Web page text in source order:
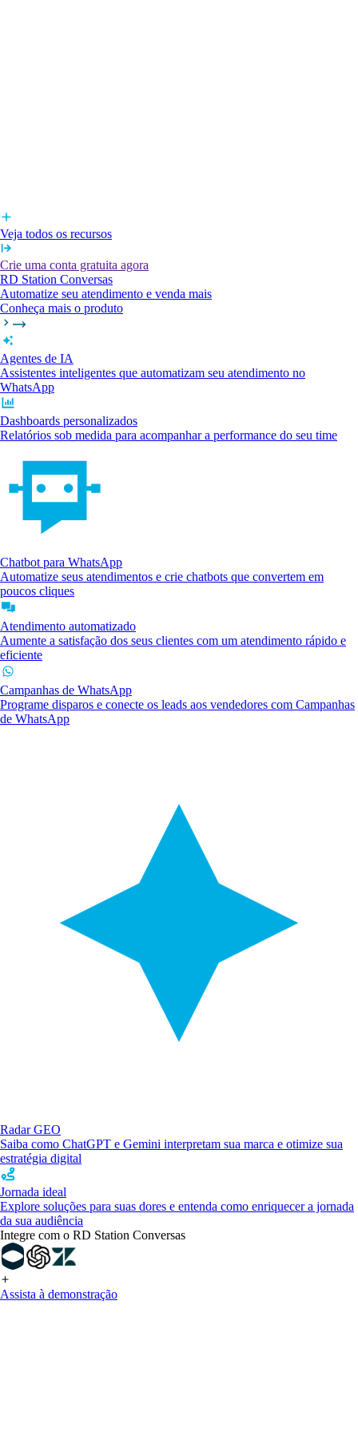
Veja todos os recursos
Crie uma conta gratuita agora
RD Station Conversas
Automatize seu atendimento e venda mais
Conheça mais o produto
Agentes de IA
Assistentes inteligentes que automatizam seu atendimento no
WhatsApp
Dashboards personalizados
Relatórios sob medida para acompanhar a performance do seu time
Chatbot para WhatsApp
Automatize seus atendimentos e crie chatbots que convertem em
poucos cliques
Atendimento automatizado
Aumente a satisfação dos seus clientes com um atendimento rápido e
eficiente
Campanhas de WhatsApp
Programe disparos e conecte os leads aos vendedores com Campanhas
de WhatsApp
Radar GEO
Saiba como ChatGPT e Gemini interpretam sua marca e otimize sua
estratégia digital
Jornada ideal
Explore soluções para suas dores e entenda como enriquecer a jornada
da sua audiência
Integre com o RD Station Conversas
Assista à demonstração